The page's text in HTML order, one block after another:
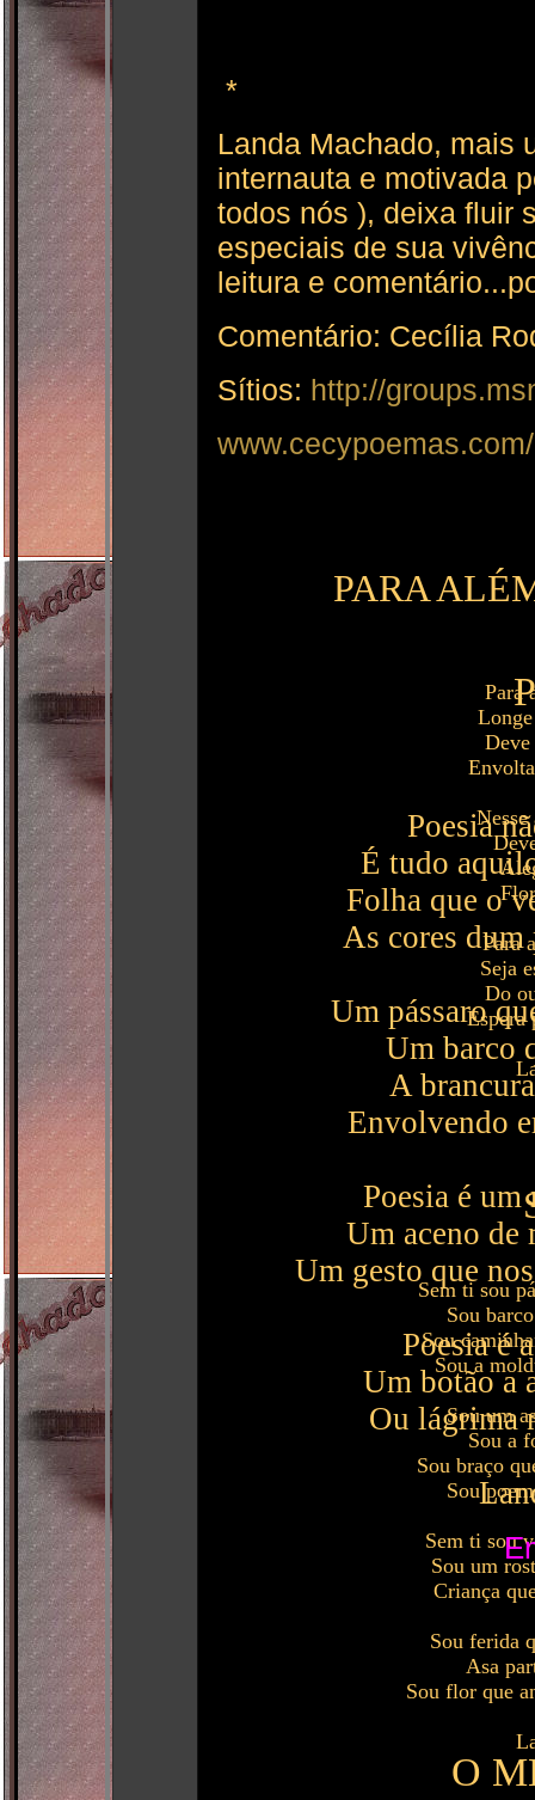
*
Landa Machado, mais
internauta e motivada
todos nós ), deixa fluir
especiais de sua
leitura e
Comentário: Cecília
Sítios: http://
PARA
Para
Nesse
Para
Seja
Do
Espera
Sem ti sou
Sou
Sou
Sou a
Sou um
Sou a
Sou braço
Sou
Sem ti sou
Sou um
Criança
Sou ferida
Asa
Sou flor que
Poesia
É tudo
Folha que o
As cores dum
Um pássaro
Um barco
A
Envolvendo
Poesia é
Um aceno de
Um gesto que
Poesia é
Um botão a
Ou lágrima
O